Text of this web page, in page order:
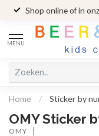
Shop online of in
MENU
Home / Sticker by
OMY Sticker
OMY